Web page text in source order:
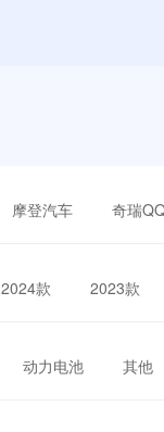
摩登汽车 奇瑞
2024款 2023款
动力电池 其他